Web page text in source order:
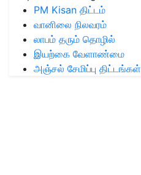
PM Kisan திட்டம்
வானிலை நிலவரம்
லாபம் தரும் தொழில்
இயற்கை வேளாண்மை
அஞ்சல் சேமிப்பு திட்டங்கள்